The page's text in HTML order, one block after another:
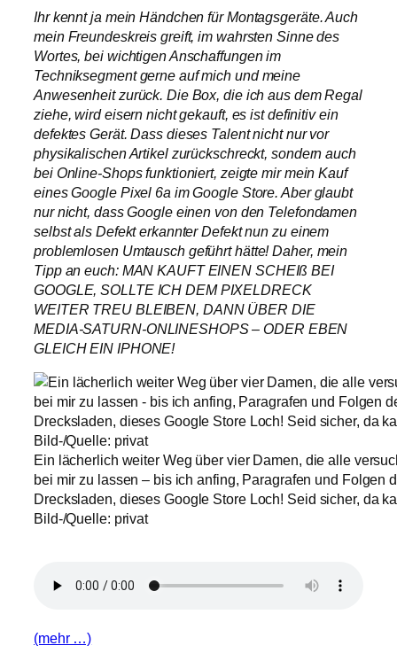
Ihr kennt ja mein Händchen für Montagsgeräte. Auch
mein Freundeskreis greift, im wahrsten Sinne des
Wortes, bei wichtigen Anschaffungen im
Techniksegment gerne auf mich und meine
Anwesenheit zurück. Die Box, die ich aus dem Regal
ziehe, wird eisern nicht gekauft, es ist definitiv ein
defektes Gerät. Dass dieses Talent nicht nur vor
physikalischen Artikel zurückschreckt, sondern auch
bei Online-Shops funktioniert, zeigte mir mein Kauf
eines Google Pixel 6a im Google Store. Aber glaubt
nur nicht, dass Google einen von den Telefondamen
selbst als Defekt erkannter Defekt nun zu einem
problemlosen Umtausch geführt hätte! Daher, mein
Tipp an euch: MAN KAUFT EINEN SCHEIß BEI
GOOGLE, SOLLTE ICH DEM PIXELDRECK
WEITER TREU BLEIBEN, DANN ÜBER DIE
MEDIA-SATURN-ONLINESHOPS – ODER EBEN
GLEICH EIN IPHONE!
Ein lächerlich weiter Weg über vier Damen, die alle
bei mir zu lassen – bis ich anfing, Paragrafen und Folgen
Drecksladen, dieses Google Store Loch! Seid sicher, da
Bild-/Quelle: privat
(mehr …)